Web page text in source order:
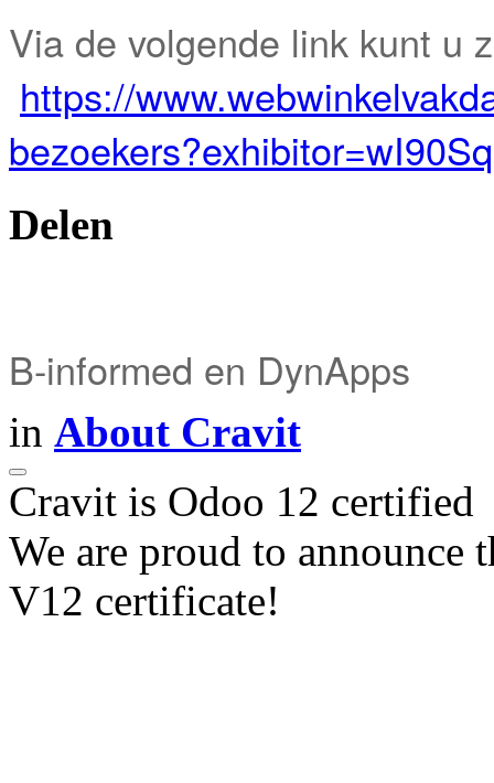
Via de volgende link kunt u
https://
Delen
B-informed en DynApps
in About Cravit
Cravit is Odoo 12 certified
We are proud to announce
V12 certificate!